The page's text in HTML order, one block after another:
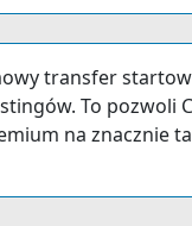
transfer
To pozwoli
na znacznie